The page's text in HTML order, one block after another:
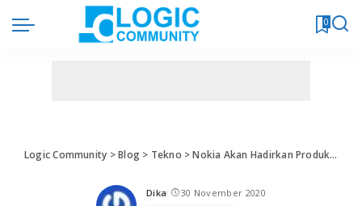
0
Logic Community >Blog> Tekno >Nokia Akan Hadirkan Produk Laptop
Posted
Dika 30 November 2020